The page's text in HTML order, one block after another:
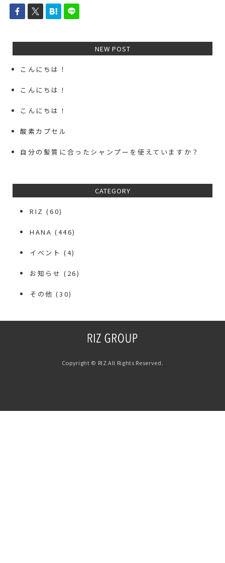
NEW POST
こんにちは！
こんにちは！
こんにちは！
酸素カプセル
自分の髪質に合ったシャンプーを使えていますか？
CATEGORY
RIZ (60)
HANA (446)
イベント (4)
お知らせ (26)
その他 (30)
Copyright © RIZ All Rights Reserved.